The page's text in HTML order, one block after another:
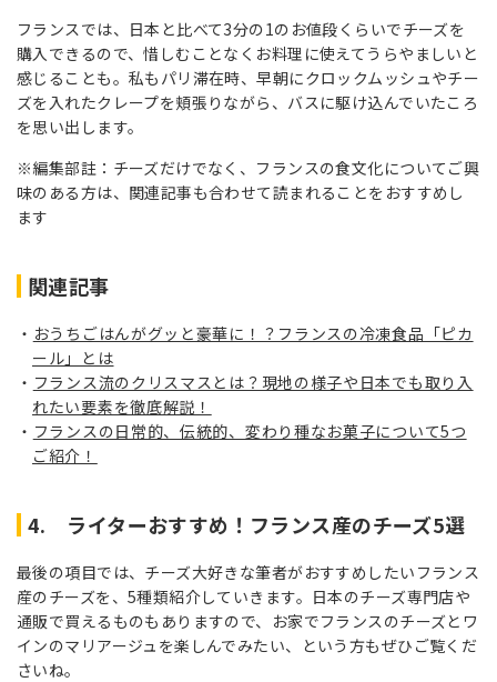
フランスでは、日本と比べて3分の1のお値段くらいでチーズを
購入できるので、惜しむことなくお料理に使えてうらやましいと
感じることも。私もパリ滞在時、早朝にクロックムッシュやチー
ズを入れたクレープを頬張りながら、バスに駆け込んでいたころ
を思い出します。
※編集部註：チーズだけでなく、フランスの食文化についてご興
味のある方は、関連記事も合わせて読まれることをおすすめし
ます
関連記事
おうちごはんがグッと豪華に！？フランスの冷凍食品「ピカ
ール」とは
フランス流のクリスマスとは？現地の様子や日本でも取り入
れたい要素を徹底解説！
フランスの日常的、伝統的、変わり種なお菓子について5つ
ご紹介！
4. ライターおすすめ！フランス産のチーズ5選
最後の項目では、チーズ大好きな筆者がおすすめしたいフランス
産のチーズを、5種類紹介していきます。日本のチーズ専門店や
通販で買えるものもありますので、お家でフランスのチーズとワ
インのマリアージュを楽しんでみたい、という方もぜひご覧くだ
さいね。